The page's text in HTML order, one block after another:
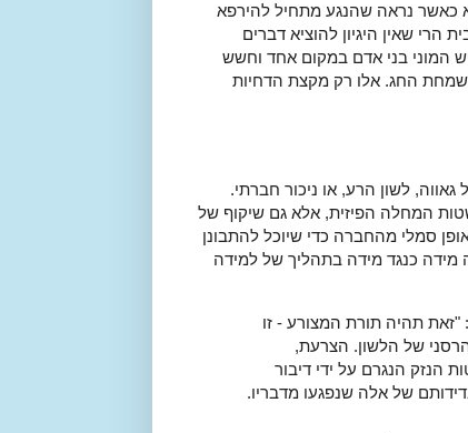
כאשר נראה שהנגע מתחיל להירפא
שאין היגיון להוציא דברים
המוני בני אדם במקום אחד וחשש
בשמחת החג. אלו רק מקצת הדחיות
לשון הרע, או ניכור חברתי.
המחלה הפיזית, אלא גם שיקוף של
סמלי מהחברה כדי שיוכל להתבונן
מידה כנגד מידה בתהליך של למידה
תהיה תורת המצורע - זו
של הלשון. הצרעת,
הנגרם על ידי דיבור
של אלה שנפגעו מדבריו.